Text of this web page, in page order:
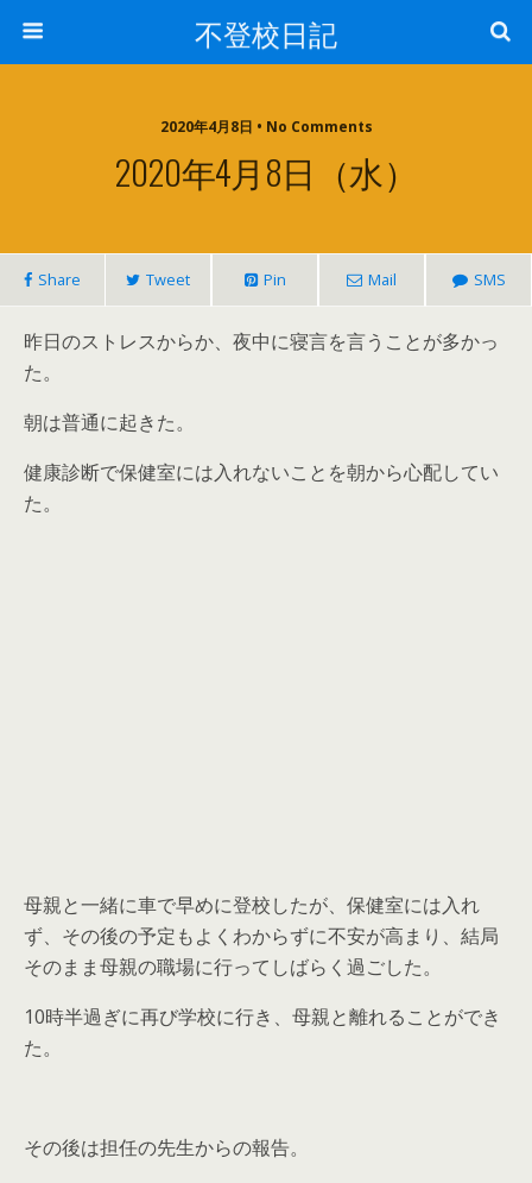
不登校日記
2020年4月8日 • No Comments
2020年4月8日（水）
Share Tweet Pin Mail SMS
昨日のストレスからか、夜中に寝言を言うことが多かっ
た。
朝は普通に起きた。
健康診断で保健室には入れないことを朝から心配してい
た。
母親と一緒に車で早めに登校したが、保健室には入れ
ず、その後の予定もよくわからずに不安が高まり、結局
そのまま母親の職場に行ってしばらく過ごした。
10時半過ぎに再び学校に行き、母親と離れることができ
た。
その後は担任の先生からの報告。